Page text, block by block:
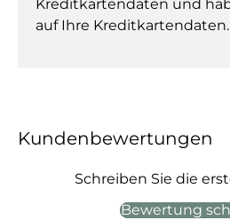
Kreditkartendaten und
auf Ihre Kreditkartendaten.
Kundenbewertungen
Schreiben Sie die
Bewertung